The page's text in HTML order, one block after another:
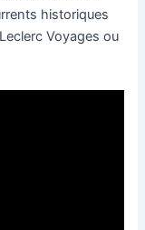
historiques
Voyages ou